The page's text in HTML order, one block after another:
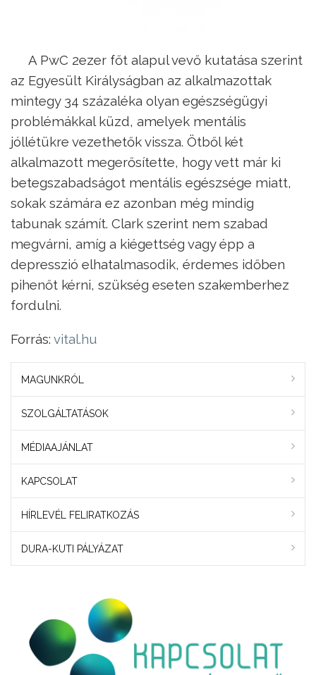
A PwC 2ezer főt alapul vevő kutatása szerint
az Egyesült Királyságban az alkalmazottak
mintegy 34 százaléka olyan egészségügyi
problémákkal küzd, amelyek mentális
jóllétükre vezethetők vissza. Ötből két
alkalmazott megerősítette, hogy vett már ki
betegszabadságot mentális egészsége miatt,
sokak számára ez azonban még mindig
tabunak számít. Clark szerint nem szabad
megvárni, amíg a kiégettség vagy épp a
depresszió elhatalmasodik, érdemes időben
pihenőt kérni, szükség eseten szakemberhez
fordulni.
Forrás: vital.hu
MAGUNKRÓL
SZOLGÁLTATÁSOK
MÉDIAAJÁNLAT
KAPCSOLAT
HÍRLEVÉL FELIRATKOZÁS
DURA-KUTI PÁLYÁZAT